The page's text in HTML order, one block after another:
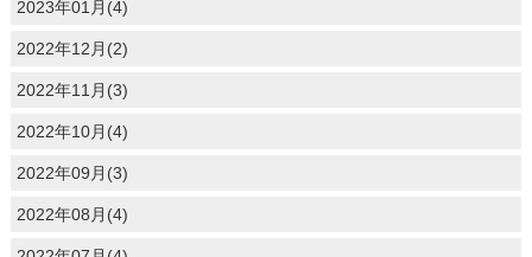
2023年01月(4)
2022年12月(2)
2022年11月(3)
2022年10月(4)
2022年09月(3)
2022年08月(4)